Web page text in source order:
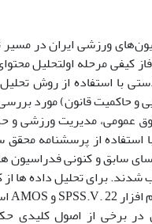
ورزشی ایران در
کیفی مرحله اولتحلیل
۱۴۰۰) به عنوان سند بالادستی با استفاده
حاکمیت قانون) مورد
13 نفر از خبرگان حوزه حقوق عمومی،
92/0 انجام شد. جامعه آماری 86 نفر از روسای
برای تحلیل داده ها
برخی از اصول کلیدی